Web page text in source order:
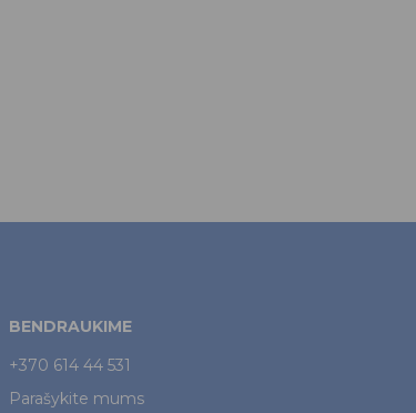
BENDRAUKIME
+370 614 44 531
Parašykite mums